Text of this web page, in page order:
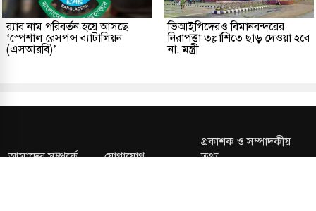
র‌্যাব নাম পরিবর্তন হয়ে আসছে
‘স্পেশাল রেসপন্স ব্যাটালিয়ন
(এসআরবি)’
ভিআইপিদেরও বিমানবন্দরের
নিরাপত্তা তল্লাশিতে ছাড় দেওয়া হবে
না: মন্ত্রী
আমাদের সম্পর্কে যোগাযোগ
প্রকাশক ও সম্পাদকীয়
তথ্য